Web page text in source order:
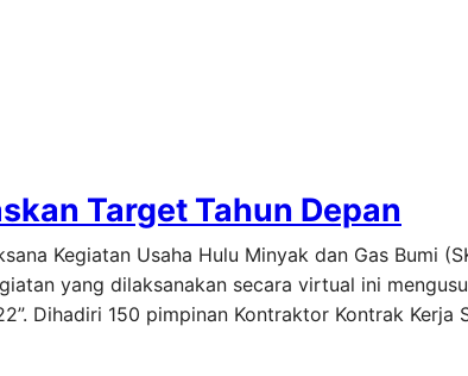
Target Tahun Depan
Kegiatan Usaha Hulu Minyak dan Gas Bumi
yang dilaksanakan secara virtual ini
Dihadiri 150 pimpinan Kontraktor Kontrak Kerja